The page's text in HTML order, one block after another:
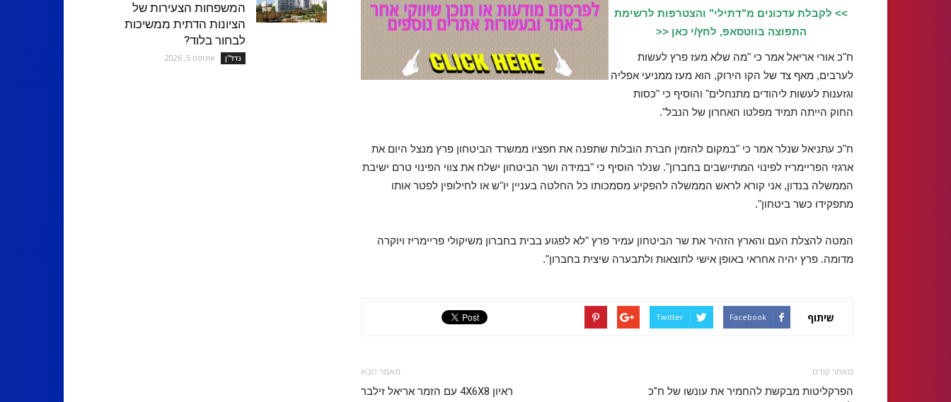
>> לקבלת עדכונים מ"דתילי" והצטרפות לרשימת
התפוצה בווטסאפ, לחץ/י כאן <<
ח"כ אורי אריאל אמר כי "מה שלא מעז פרץ לעשות
לערבים, מאף צד של הקו הירוק, הוא מעז ממניעי אפליה
וגזענות לעשות ליהודים מתנחלים" והוסיף כי "כסות
החוק הייתה תמיד מפלטו האחרון של הנבל".
ח"כ עתניאל שנלר אמר כי "במקום להזמין חברת הובלות שתפנה את חפציו ממשרד הביטחון פרץ מנצל היום את
ארגזי הפריימריז לפינוי המתיישבים בחברון". שנלר הוסיף כי "במידה ושר הביטחון ישלח את צווי הפינוי טרם ישיבת
הממשלה בנדון, אני קורא לראש הממשלה להפקיע מסמכותו כל החלטה בעניין יו"ש או לחילופין לפטר אותו
מתפקידו כשר ביטחון".
המטה להצלת העם והארץ הזהיר את שר הביטחון עמיר פרץ "לא לפגוע בבית בחברון משיקולי פריימריז ויוקרה
מדומה. פרץ יהיה אחראי באופן אישי לתוצאות ולתבערה שיצית בחברון".
שיתוף Facebook
Twitter
מאמר קודם
הפרקליטות מבקשת להחמיר את עונשו של ח"כ
מאמר הבא
ראיון 4X6X8 עם הזמר אריאל זילבר
המשפחות הצעירות של
הציונות הדתית ממשיכות
לבחור בלוד?
נדל''ן אוגוסט 5, 2026